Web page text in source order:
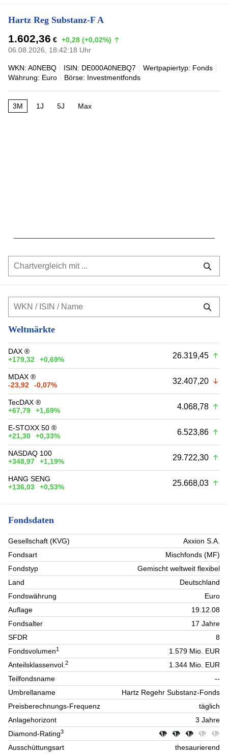
Hartz Reg Substanz-F A
1.602,36 € +0,28 (+0,02%)
06.08.2026, 18:42:18 Uhr
WKN: A0NEBQ ISIN: DE000A0NEBQ7
Wertpapiertyp: Fonds
Währung: Euro
Börse: Investmentfonds
3M 1J 5J Max
Weltmärkte
DAX ®
+179,32
+0,69% 26.319,45
MDAX ®
-23,92
-0,07% 32.407,20
TecDAX ®
+67,79
+1,69% 4.068,78
E-STOXX 50 ®
+21,30
+0,33% 6.523,86
NASDAQ 100
+348,97
+1,19% 29.722,30
HANG SENG
+136,03
+0,53% 25.668,03
Fondsdaten
Gesellschaft (KVG)
Axxion S.A.
Fondsart
Mischfonds (MF)
Fondstyp
Gemischt weltweit flexibel
Land
Deutschland
Fondswährung
Euro
Auflage
19.12.08
Fondsalter
17 Jahre
SFDR
8
Fondsvolumen1
1.579 Mio. EUR
Anteilsklassenvol.2
1.344 Mio. EUR
Teilfondsname
--
Umbrellaname
Hartz Regehr Substanz-Fonds
Preisberechnungs-Frequenz
täglich
Anlagehorizont
3 Jahre
Diamond-Rating3
Ausschüttungsart thesaurierend